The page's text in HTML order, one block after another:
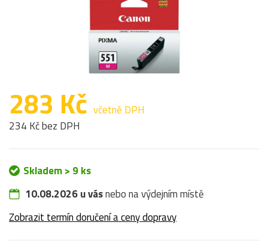
283 Kč včetně DPH
234 Kč bez DPH
Skladem > 9 ks
10.08.2026 u vásnebo na výdejním místě
Zobrazit termín doručení a ceny dopravy